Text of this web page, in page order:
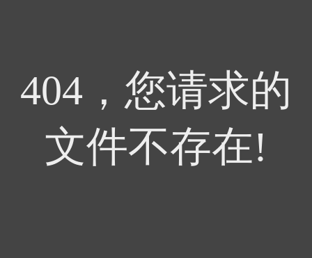
404，您请求的
文件不存在!